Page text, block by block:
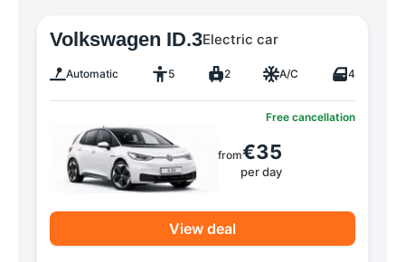
Volkswagen ID.3Electric car
Automatic 5 2 A/C 4
Free cancellation
from€35
per day
View deal